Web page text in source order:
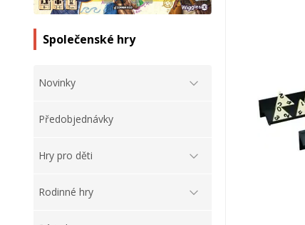
Společenské hry
Novinky
Předobjednávky
Hry pro děti
Rodinné hry